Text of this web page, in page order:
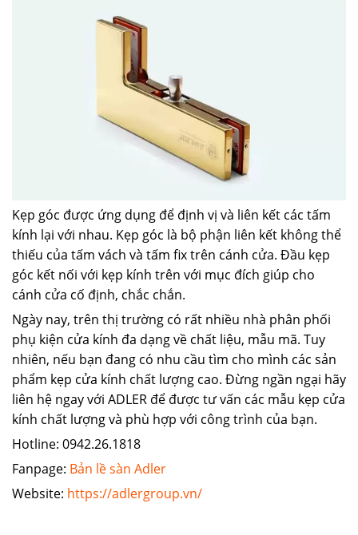
Kẹp góc được ứng dụng để định vị và liên kết các tấm
kính lại với nhau. Kẹp góc là bộ phận liên kết không thể
thiếu của tấm vách và tấm fix trên cánh cửa. Đầu kẹp
góc kết nối với kẹp kính trên với mục đích giúp cho
cánh cửa cố định, chắc chắn.
Ngày nay, trên thị trường có rất nhiều nhà phân phối
phụ kiện cửa kính đa dạng về chất liệu, mẫu mã. Tuy
nhiên, nếu bạn đang có nhu cầu tìm cho mình các sản
phẩm kẹp cửa kính chất lượng cao. Đừng ngần ngại hãy
liên hệ ngay với ADLER để được tư vấn các mẫu kẹp cửa
kính chất lượng và phù hợp với công trình của bạn.
Hotline: 0942.26.1818
Fanpage: Bản lề sàn Adler
Website: https://adlergroup.vn/